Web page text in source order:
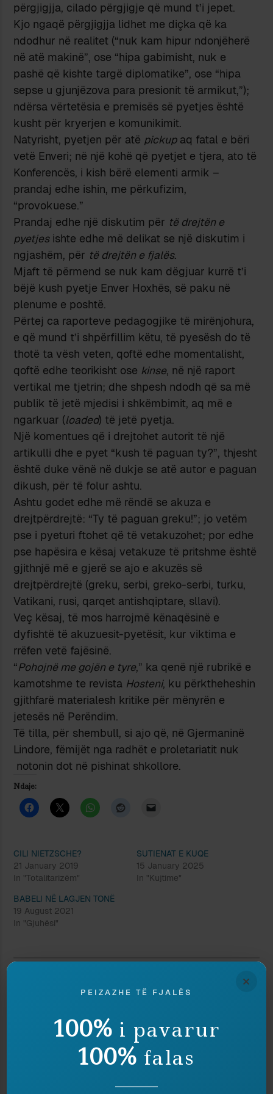
përgjigjja, cilado përgjigje që mund t’i jepet.
Kjo ngaqë përgjigjja lidhet me diçka që ka
ndodhur në realitet (“nuk kam hipur ndonjëherë
në atë makinë”, ose “hipa gabimisht, nuk e
pashë që kishte targë diplomatike”, ose “hipa
sepse u gjunjëzova para presionit të armikut,”);
ndërsa vërtetësia e premisës së pyetjes është
kusht për kryerjen e komunikimit.
Natyrisht, pyetjen për atë pickupaq fatal e bëri
vetë Enveri; në një kohë që pyetjet e tjera, ato të
Konferencës, i kish bërë elementi armik –
prandaj edhe ishin, me përkufizim,
“provokuese.”
Prandaj edhe një diskutim për të drejtën e
pyetjesishte edhe më delikat se një diskutim i
ngjashëm, për të drejtën e fjalës.
Mjaft të përmend se nuk kam dëgjuar kurrë t’i
bëjë kush pyetje Enver Hoxhës, së paku në
plenume e poshtë.
Përtej ca raporteve pedagogjike të mirënjohura,
e që mund t’i shpërfillim këtu, të pyesësh do të
thotë ta vësh veten, qoftë edhe momentalisht,
qoftë edhe teorikisht ose kinse, në një raport
vertikal me tjetrin; dhe shpesh ndodh që sa më
publik të jetë mjedisi i shkëmbimit, aq më e
ngarkuar (loaded) të jetë pyetja.
Një komentues që i drejtohet autorit të një
artikulli dhe e pyet “kush të paguan ty?”, thjesht
është duke vënë në dukje se atë autor e paguan
dikush, për të folur ashtu.
Ashtu godet edhe më rëndë se akuza e
drejtpërdrejtë: “Ty të paguan greku!”; jo vetëm
pse i pyeturi ftohet që të vetakuzohet; por edhe
pse hapësira e kësaj vetakuze të pritshme është
gjithnjë më e gjerë se ajo e akuzës së
drejtpërdrejtë (greku, serbi, greko-serbi, turku,
Vatikani, rusi, qarqet antishqiptare, sllavi).
Veç kësaj, të mos harrojmë kënaqësinë e
dyfishtë të akuzuesit-pyetësit, kur viktima e
rrëfen vetë fajësinë.
“Pohojnë me gojën e tyre,” ka qenë një rubrikë e
kamotshme te revista Hosteni, ku përktheheshin
gjithfarë materialesh kritike për mënyrën e
jetesës në Perëndim.
Të tilla, për shembull, si ajo që, në Gjermaninë
Lindore, fëmijët nga radhët e proletariatit nuk
notonin dot në pishinat shkollore.
Ndaje:
CILI NIETZSCHE?
21 January 2019
In "Totalitarizëm"
SUTIENAT E KUQE
15 January 2025
In "Kujtime"
BABELI NË LAGJEN TONË
19 August 2021
In "Gjuhësi"
Subscribe
×
PEIZAZHE TË FJALËS
100% i pavarur
100% falas